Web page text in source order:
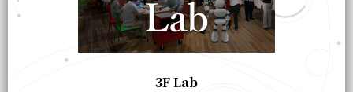
3F Lab